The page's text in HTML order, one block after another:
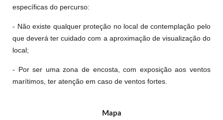
específicas do percurso:
- Não existe qualquer proteção no local de contemplação pelo
que deverá ter cuidado com a aproximação de visualização do
local;
- Por ser uma zona de encosta, com exposição aos ventos
marítimos, ter atenção em caso de ventos fortes.
Mapa